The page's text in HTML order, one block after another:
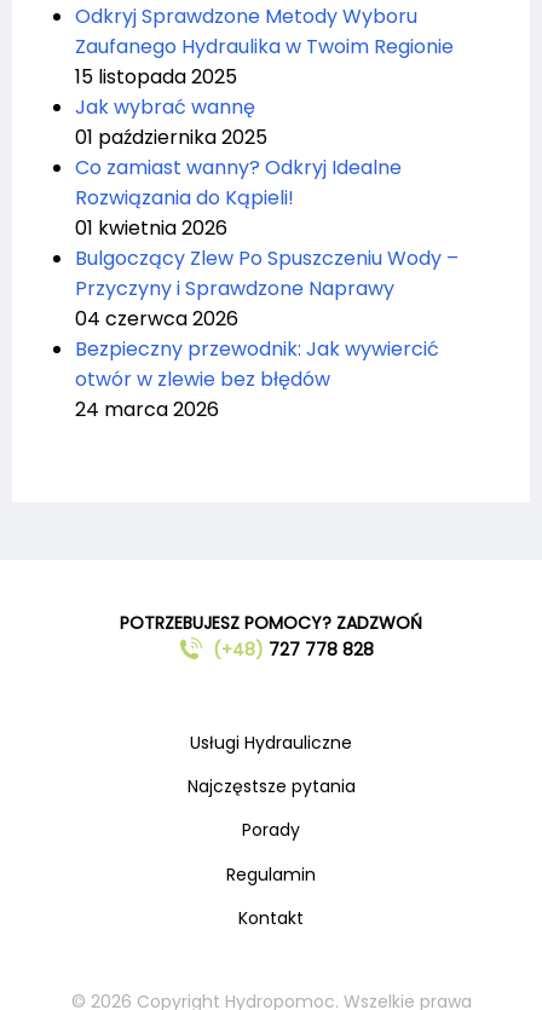
Odkryj Sprawdzone Metody Wyboru
Zaufanego Hydraulika w Twoim Regionie
15 listopada 2025
Jak wybrać wannę
01 października 2025
Co zamiast wanny? Odkryj Idealne
Rozwiązania do Kąpieli!
01 kwietnia 2026
Bulgoczący Zlew Po Spuszczeniu Wody –
Przyczyny i Sprawdzone Naprawy
04 czerwca 2026
Bezpieczny przewodnik: Jak wywiercić
otwór w zlewie bez błędów
24 marca 2026
POTRZEBUJESZ POMOCY? ZADZWOŃ
(+48) 727 778 828
Usługi Hydrauliczne
Najczęstsze pytania
Porady
Regulamin
Kontakt
© 2026 Copyright Hydropomoc. Wszelkie prawa